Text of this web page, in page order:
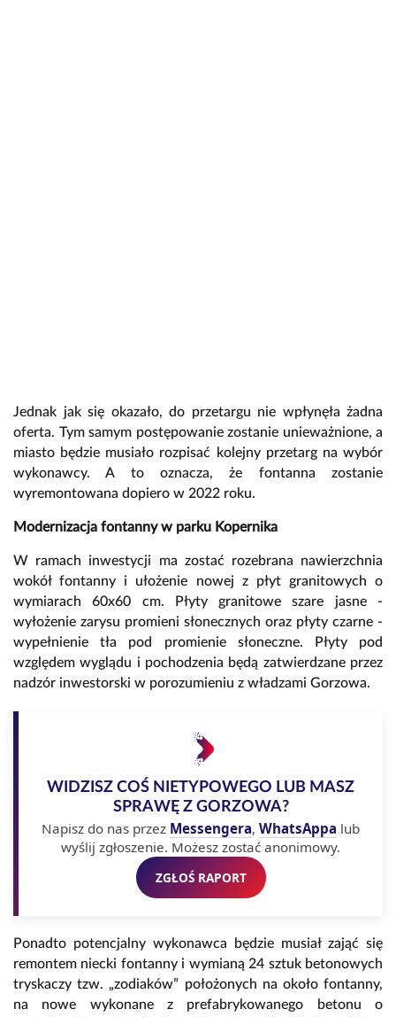
Jednak jak się okazało, do przetargu nie wpłynęła żadna
oferta. Tym samym postępowanie zostanie unieważnione, a
miasto będzie musiało rozpisać kolejny przetarg na wybór
wykonawcy. A to oznacza, że fontanna zostanie
wyremontowana dopiero w 2022 roku.
Modernizacja fontanny w parku Kopernika
W ramach inwestycji ma zostać rozebrana nawierzchnia
wokół fontanny i ułożenie nowej z płyt granitowych o
wymiarach 60x60 cm. Płyty granitowe szare jasne -
wyłożenie zarysu promieni słonecznych oraz płyty czarne -
wypełnienie tła pod promienie słoneczne. Płyty pod
względem wyglądu i pochodzenia będą zatwierdzane przez
nadzór inwestorski w porozumieniu z władzami Gorzowa.
WIDZISZ COŚ NIETYPOWEGO LUB MASZ
SPRAWĘ Z GORZOWA?
Napisz do nas przez Messengera, WhatsAppa lub
wyślij zgłoszenie. Możesz zostać anonimowy.
ZGŁOŚ RAPORT
Ponadto potencjalny wykonawca będzie musiał zająć się
remontem niecki fontanny i wymianą 24 sztuk betonowych
tryskaczy tzw. „zodiaków” położonych na około fontanny,
na nowe wykonane z prefabrykowanego betonu o